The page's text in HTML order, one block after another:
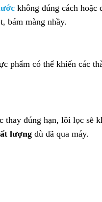
không đúng cách hoặc
bám màng nhầy.
phẩm có thể khiến các
đúng hạn, lõi lọc sẽ
lượng dù đã qua máy.